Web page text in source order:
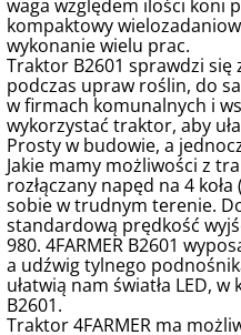
waga względem ilości koni
kompaktowy
wykonanie wielu prac.
Traktor B2601 sprawdzi
podczas upraw roślin, do
w firmach komunalnych i
wykorzystać traktor, aby
Prosty w budowie, a
Jakie mamy możliwości z
rozłączany napęd na 4
sobie w trudnym terenie.
standardową prędkość
980. 4FARMER B2601
a udźwig tylnego
ułatwią nam światła LED,
B2601.
Traktor 4FARMER ma